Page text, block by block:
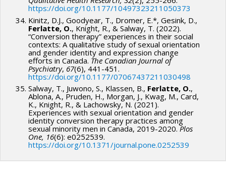
https://doi.org/10.1177/10497323211050373
Kinitz, D.J., Goodyear, T., Dromer, E.*, Gesink, D.,
Ferlatte, O., Knight, R., & Salway, T. (2022).
“Conversion therapy” experiences in their social
contexts: A qualitative study of sexual orientation
and gender identity and expression change
efforts in Canada. The Canadian Journal of
Psychiatry, 67(6), 441-451.
https://doi.org/10.1177/07067437211030498
Salway, T., Juwono, S., Klassen, B., Ferlatte, O.,
Ablona, A., Pruden, H., Morgan, J., Kwag, M., Card,
K., Knight, R., & Lachowsky, N. (2021).
Experiences with sexual orientation and gender
identity conversion therapy practices among
sexual minority men in Canada, 2019-2020.Plos
One, 16(6): e0252539.
https://doi.org/10.1371/journal.pone.0252539